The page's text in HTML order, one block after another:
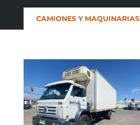
CAMIONES Y MAQUINARIAS